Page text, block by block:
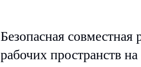
Безопасная
рабочих пространств